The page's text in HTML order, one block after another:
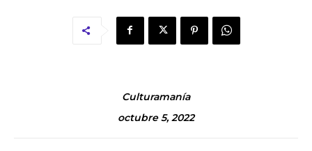
Culturamanía
octubre 5, 2022